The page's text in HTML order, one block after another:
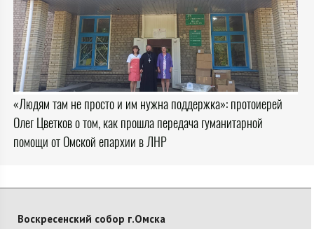
«Людям там не просто и им нужна поддержка»: протоиерей
Олег Цветков о том, как прошла передача гуманитарной
помощи от Омской епархии в ЛНР
Воскресенский собор г.Омска